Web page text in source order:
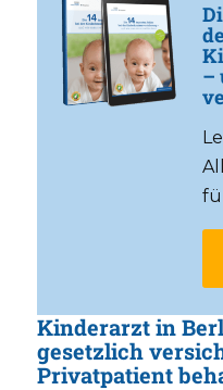
–
Kinderarzt in
gesetzlich
Privatpatient